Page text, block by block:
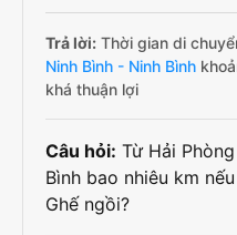
Trả lời: Thời gian di
Ninh Bình - Ninh Bình
khá thuận lợi
Câu hỏi: Từ Hải
Bình bao nhiêu km
Ghế ngồi?